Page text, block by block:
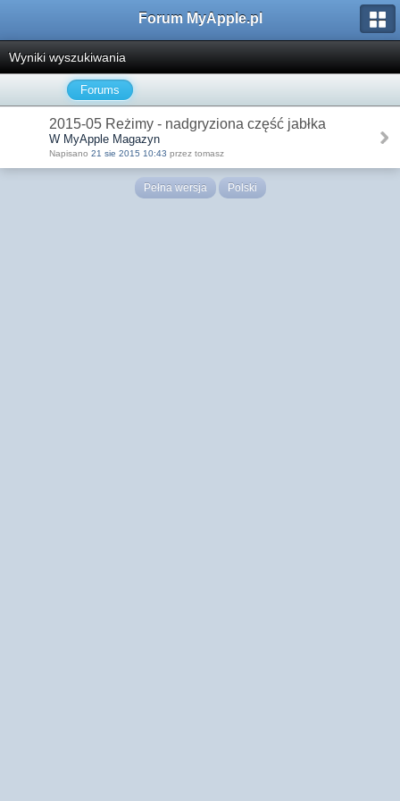
Forum MyApple.pl
Wyniki wyszukiwania
Forums
2015-05 Reżimy - nadgryziona część jabłka
W MyApple Magazyn
Napisano 21 sie 2015 10:43 przez tomasz
Pełna wersja Polski